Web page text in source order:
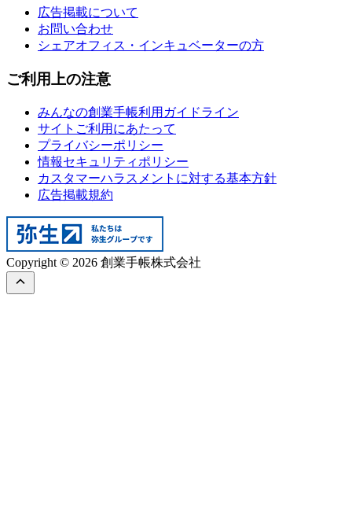
広告掲載について
お問い合わせ
シェアオフィス・インキュベーターの方
ご利用上の注意
みんなの創業手帳利用ガイドライン
サイトご利用にあたって
プライバシーポリシー
情報セキュリティポリシー
カスタマーハラスメントに対する基本方針
広告掲載規約
Copyright © 2026 創業手帳株式会社